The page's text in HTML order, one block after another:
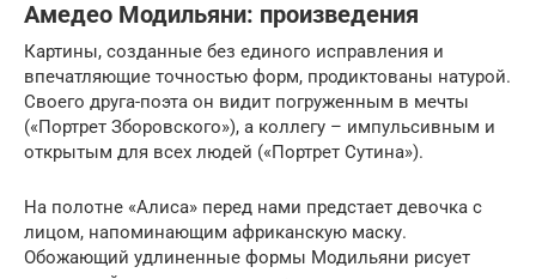
Амедео Модильяни: произведения
Картины, созданные без единого исправления и
впечатляющие точностью форм, продиктованы натурой.
Своего друга-поэта он видит погруженным в мечты
(«Портрет Зборовского»), а коллегу – импульсивным и
открытым для всех людей («Портрет Сутина»).
На полотне «Алиса» перед нами предстает девочка с
лицом, напоминающим африканскую маску.
Обожающий удлиненные формы Модильяни рисует